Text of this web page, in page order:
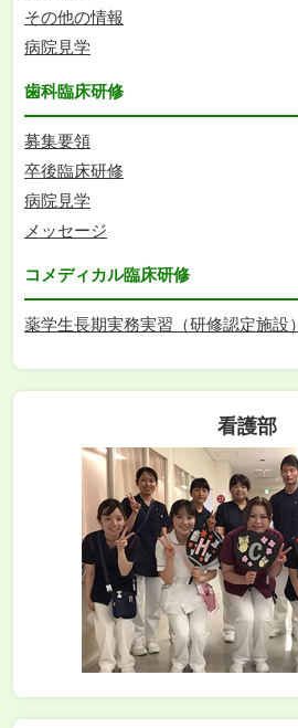
その他の情報
病院見学
歯科臨床研修
募集要領
卒後臨床研修
病院見学
メッセージ
コメディカル臨床研修
薬学生長期実務実習（研修認定施設）
看護部